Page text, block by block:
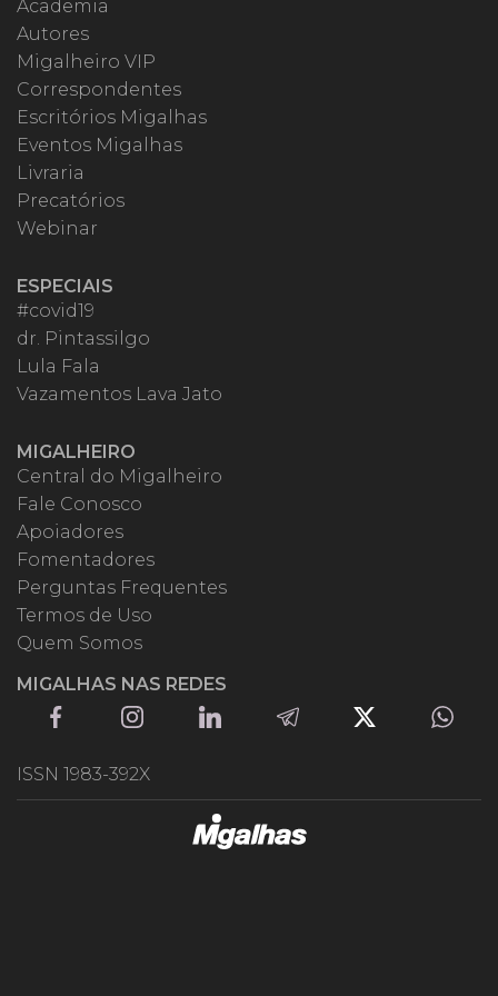
Academia
Autores
Migalheiro VIP
Correspondentes
Escritórios Migalhas
Eventos Migalhas
Livraria
Precatórios
Webinar
ESPECIAIS
#covid19
dr. Pintassilgo
Lula Fala
Vazamentos Lava Jato
MIGALHEIRO
Central do Migalheiro
Fale Conosco
Apoiadores
Fomentadores
Perguntas Frequentes
Termos de Uso
Quem Somos
MIGALHAS NAS REDES
ISSN 1983-392X